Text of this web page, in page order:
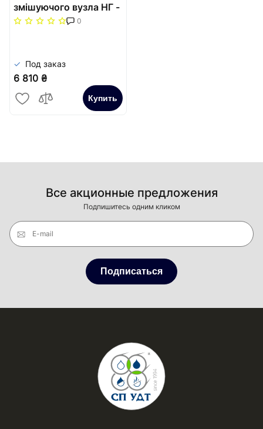
змішуючого вузла НГ -
47
0
Под заказ
6 810 ₴
Купить
Все акционные предложения
Подпишитесь одним кликом
E-mail
Подписаться